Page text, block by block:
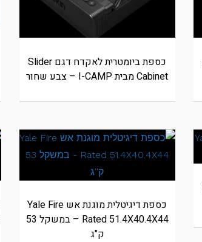
כספת ביומטרית לאקדח דגם Slider
Cabinet מבית I-CAMP – צבע שחור
כספת דיגיטלית מוגנת אש Yale Fire
Rated 51.4X40.4X44 – במשקל 53
ק"ג